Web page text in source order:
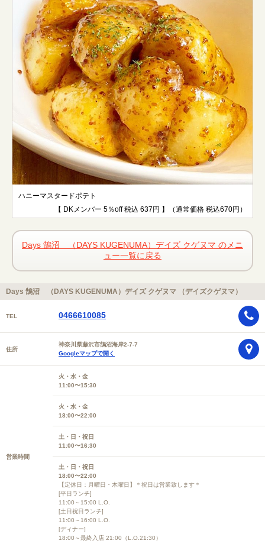
ハニーマスタードポテト
【 DKメンバー 5％off 税込 637円 】（通常価格 税込670円）
Days 鵠沼 （DAYS KUGENUMA）デイズ クゲヌマ のメニ
ュー一覧に戻る
Days 鵠沼 （DAYS KUGENUMA）デイズ クゲヌマ （デイズクゲヌマ）
TEL 0466610085
住所
神奈川県藤沢市鵠沼海岸2-7-7
Googleマップで開く
営業時間
火・水・金
11:00〜15:30
火・水・金
18:00〜22:00
土・日・祝日
11:00〜16:30
土・日・祝日
18:00〜22:00
【定休日：月曜日・木曜日】＊祝日は営業致します＊
[平日ランチ]
11:00～15:00 L.O.
[土日祝日ランチ]
11:00～16:00 L.O.
[ディナー]
18:00～最終入店 21:00（L.O.21:30）